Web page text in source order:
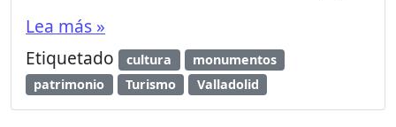
Lea más »
Etiquetado
cultura
monumentos
patrimonio
Turismo Valladolid